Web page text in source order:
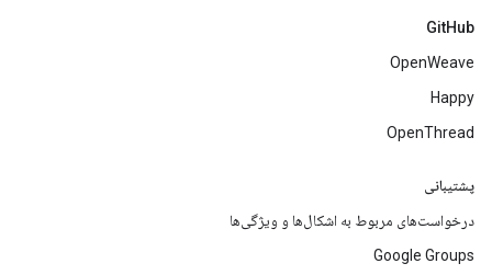
GitHub
OpenWeave
Happy
OpenThread
پشتیبانی
درخواست‌های مربوط به اشکال‌ها و ویژگی‌ها
Google Groups